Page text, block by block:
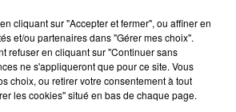
cliquant sur "Accepter et fermer", ou affiner en
et/ou partenaires dans "Gérer mes choix".
refuser en cliquant sur "Continuer sans
ne s'appliqueront que pour ce site. Vous
choix, ou retirer votre consentement à tout
les cookies" situé en bas de chaque page.